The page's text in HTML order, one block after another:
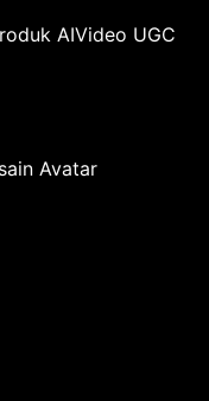
AIVideo UGC
Avatar